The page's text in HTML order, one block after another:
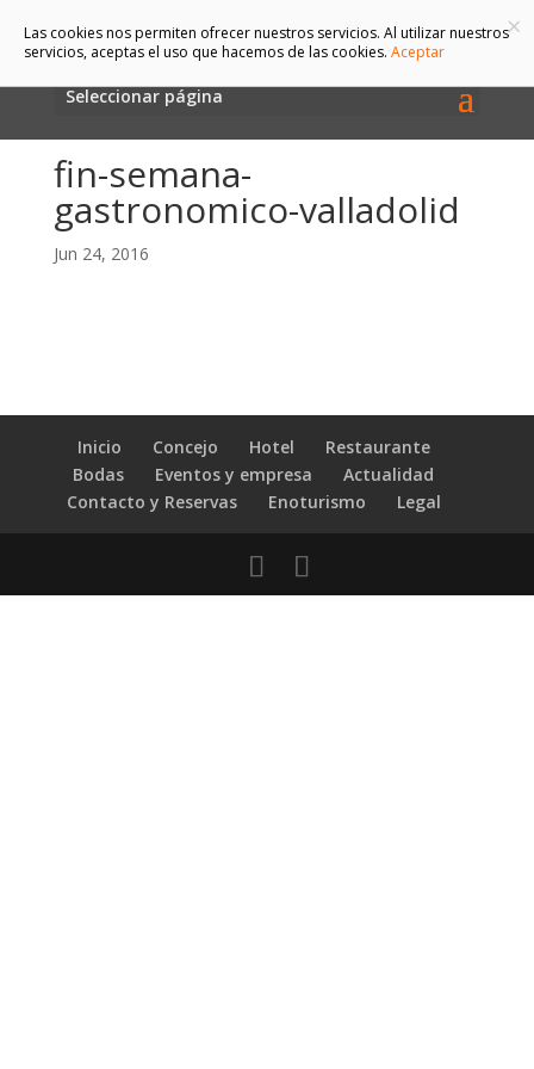
Seleccionar página
fin-semana-
gastronomico-valladolid
Jun 24, 2016
Inicio Concejo Hotel
Restaurante
Bodas
Eventos y empresa
Actualidad
Contacto y Reservas
Enoturismo Legal
×
Las cookies nos permiten ofrecer nuestros servicios. Al utilizar nuestros
servicios, aceptas el uso que hacemos de las cookies. Aceptar